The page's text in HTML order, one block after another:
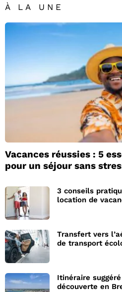
À LA UNE
Vacances réussies : 5
pour un séjour sans
3 conseils
location de
Transfert vers
de transport
Itinéraire
découverte en